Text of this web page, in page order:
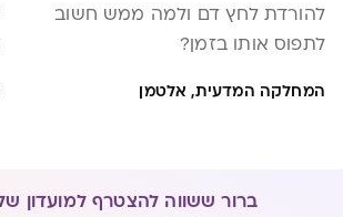
להורדת לחץ דם ולמה ממש חשוב
לתפוס אותו בזמן?
המחלקה המדעית, אלטמן
ברור ששווה להצטרף למועדון